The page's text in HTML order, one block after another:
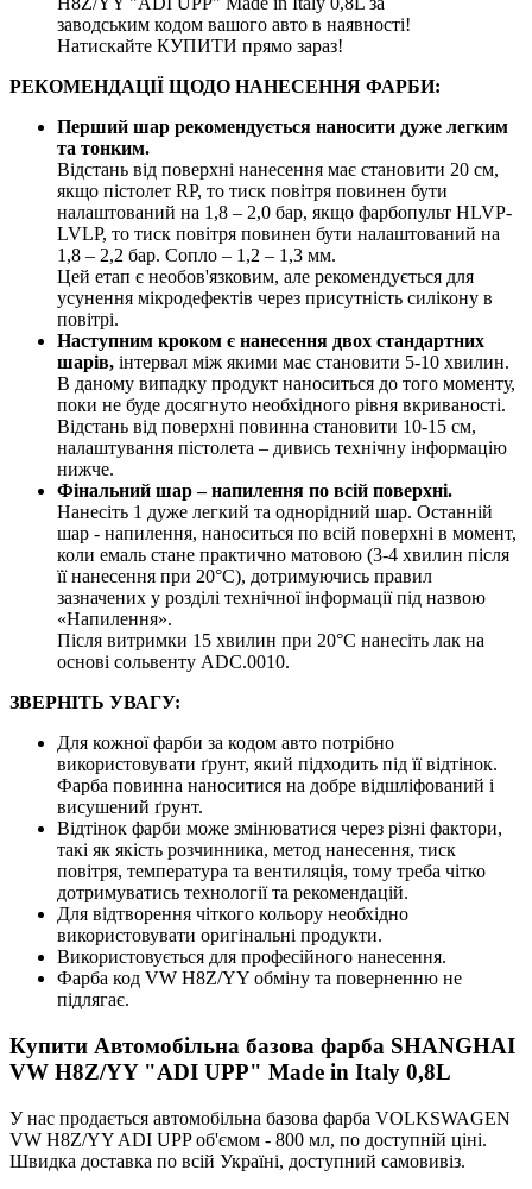
заводським кодом вашого авто в наявності!
Натискайте КУПИТИ прямо зараз!
РЕКОМЕНДАЦІЇ ЩОДО НАНЕСЕННЯ ФАРБИ:
Перший шар рекомендується наносити дуже легким
та тонким.
Відстань від поверхні нанесення має становити 20 см,
якщо пістолет RP, то тиск повітря повинен бути
налаштований на 1,8 – 2,0 бар, якщо фарбопульт HLVP-
LVLP, то тиск повітря повинен бути налаштований на
1,8 – 2,2 бар. Сопло – 1,2 – 1,3 мм.
Цей етап є необов'язковим, але рекомендується для
усунення мікродефектів через присутність силікону в
повітрі.
Наступним кроком є нанесення двох стандартних
шарів, інтервал між якими має становити 5-10 хвилин.
В даному випадку продукт наноситься до того моменту,
поки не буде досягнуто необхідного рівня вкриваності.
Відстань від поверхні повинна становити 10-15 см,
налаштування пістолета – дивись технічну інформацію
нижче.
Фінальний шар – напилення по всій поверхні.
Нанесіть 1 дуже легкий та однорідний шар. Останній
шар - напилення, наноситься по всій поверхні в момент,
коли емаль стане практично матовою (3-4 хвилин після
її нанесення при 20°C), дотримуючись правил
зазначених у розділі технічної інформації під назвою
«Напилення».
Після витримки 15 хвилин при 20°C нанесіть лак на
основі сольвенту ADC.0010.
ЗВЕРНІТЬ УВАГУ:
Для кожної фарби за кодом авто потрібно
використовувати ґрунт, який підходить під її відтінок.
Фарба повинна наноситися на добре відшліфований і
висушений ґрунт.
Відтінок фарби може змінюватися через різні фактори,
такі як якість розчинника, метод нанесення, тиск
повітря, температура та вентиляція, тому треба чітко
дотримуватись технології та рекомендацій.
Для відтворення чіткого кольору необхідно
використовувати оригінальні продукти.
Використовується для професійного нанесення.
Фарба код VW H8Z/YY обміну та поверненню не
підлягає.
Купити Автомобільна базова фарба SHANGHAI
VW H8Z/YY "ADI UPP" Made in Italy 0,8L
У нас продається автомобільна базова фарба VOLKSWAGEN
VW H8Z/YY ADI UPP об'ємом - 800 мл, по доступній ціні.
Швидка доставка по всій Україні, доступний самовивіз.